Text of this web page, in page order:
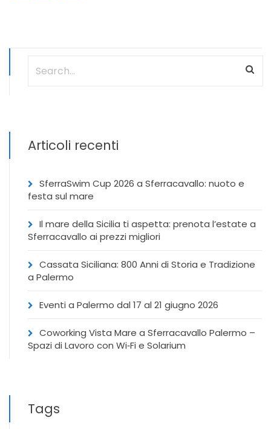
Articoli recenti
SferraSwim Cup 2026 a Sferracavallo: nuoto e
festa sul mare
Il mare della Sicilia ti aspetta: prenota l’estate a
Sferracavallo ai prezzi migliori
Cassata Siciliana: 800 Anni di Storia e Tradizione
a Palermo
Eventi a Palermo dal 17 al 21 giugno 2026
Coworking Vista Mare a Sferracavallo Palermo –
Spazi di Lavoro con Wi‑Fi e Solarium
Tags